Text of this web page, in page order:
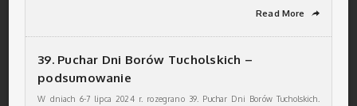
Read More ➦
39. Puchar Dni Borów Tucholskich –
podsumowanie
W dniach 6-7 lipca 2024 r. rozegrano 39. Puchar Dni Borów Tucholskich.